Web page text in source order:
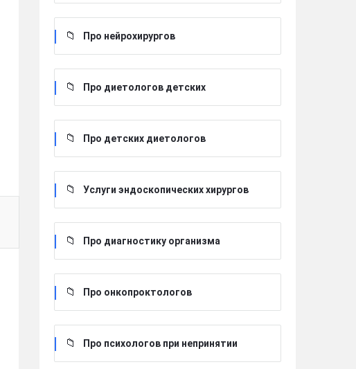
Про нейрохирургов
Про диетологов детских
Про детских диетологов
Услуги эндоскопических хирургов
Про диагностику организма
Про онкопроктологов
Про психологов при непринятии